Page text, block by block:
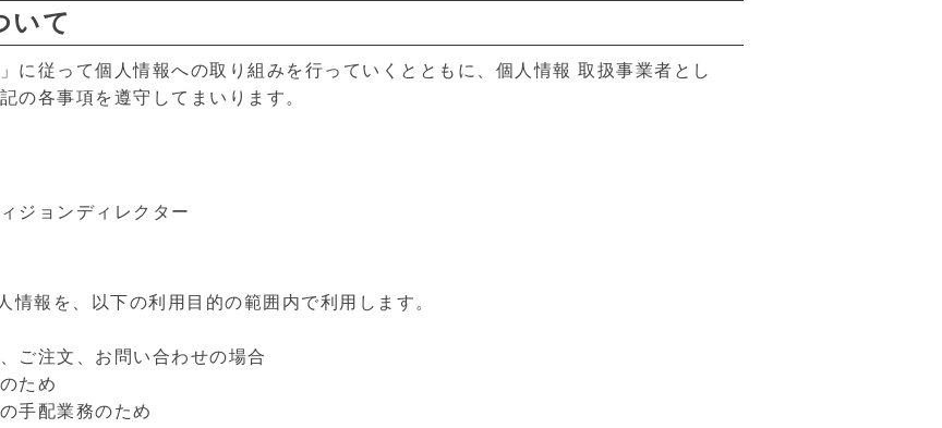
いて
に従って個人情報への取り組みを行っていくとともに、個人情報 取扱事業者とし
の各事項を遵守してまいります。
ジョンディレクター
情報を、以下の利用目的の範囲内で利用します。
ご注文、お問い合わせの場合
ため
手配業務のため